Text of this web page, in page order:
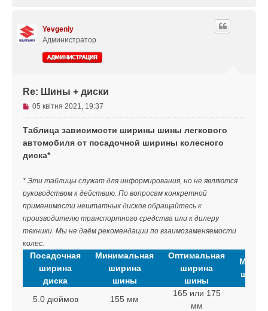
т
а
в
м
л
е
н
Yevgeniy
Администратор
Re: Шины + диски
Н
е
п
о
ч
т
а
п
о
в
м
л
05 квітня 2021, 19:37
Таблица зависимости ширины шины легкового
автомобиля от посадочной ширины колесного
диска*
* Эти таблицы служат для информирования, но не являются
руководством к действию. По вопросам конкретной
применимости нештатных дисков обращайтесь к
производителю транспортного средства или к дилеру
техники. Мы не даём рекомендации по взаимозаменяемости
колес.
Посадочная
ширина
диска
Минимальная
ширина
шины
Оптимальная
ширина
шины
5.0 дюймов 155 мм
165 или 175
мм